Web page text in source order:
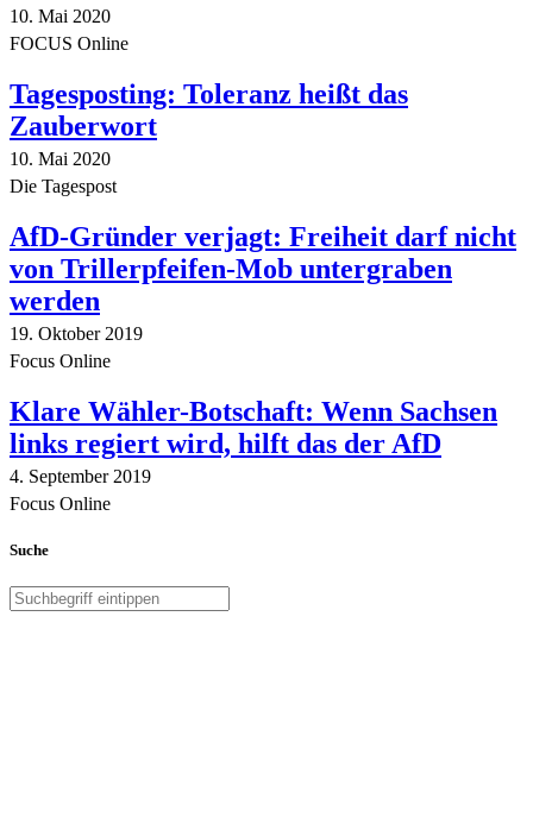
10. Mai 2020
FOCUS Online
Tagesposting: Toleranz heißt das
Zauberwort
10. Mai 2020
Die Tagespost
AfD-Gründer verjagt: Freiheit darf nicht
von Trillerpfeifen-Mob untergraben
werden
19. Oktober 2019
Focus Online
Klare Wähler-Botschaft: Wenn Sachsen
links regiert wird, hilft das der AfD
4. September 2019
Focus Online
Suche